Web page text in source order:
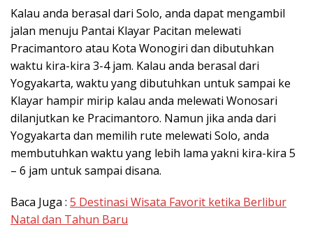
Kalau anda berasal dari Solo, anda dapat mengambil
jalan menuju Pantai Klayar Pacitan melewati
Pracimantoro atau Kota Wonogiri dan dibutuhkan
waktu kira-kira 3-4 jam. Kalau anda berasal dari
Yogyakarta, waktu yang dibutuhkan untuk sampai ke
Klayar hampir mirip kalau anda melewati Wonosari
dilanjutkan ke Pracimantoro. Namun jika anda dari
Yogyakarta dan memilih rute melewati Solo, anda
membutuhkan waktu yang lebih lama yakni kira-kira 5
– 6 jam untuk sampai disana.
Baca Juga : 5 Destinasi Wisata Favorit ketika Berlibur
Natal dan Tahun Baru